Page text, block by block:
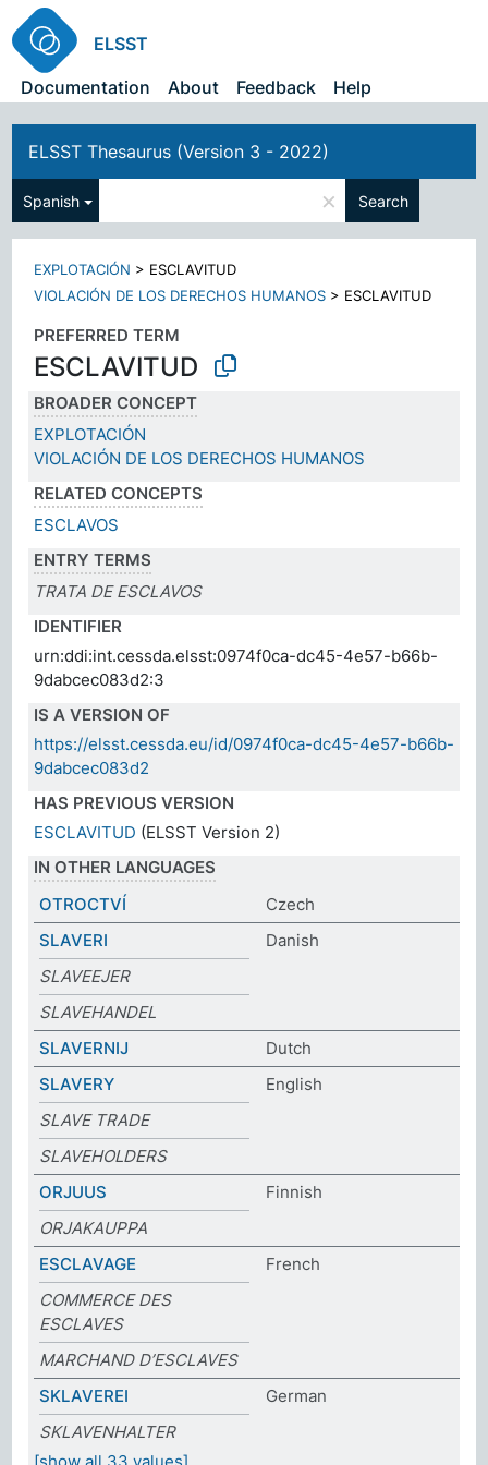
ELSST
Documentation
About Feedback Help
ELSST Thesaurus (Version 3 - 2022)
Spanish × Search
EXPLOTACIÓN > ESCLAVITUD
VIOLACIÓN DE LOS DERECHOS HUMANOS > ESCLAVITUD
PREFERRED TERM
ESCLAVITUD
BROADER CONCEPT
EXPLOTACIÓN
VIOLACIÓN DE LOS DERECHOS HUMANOS
RELATED CONCEPTS
ESCLAVOS
ENTRY TERMS
TRATA DE ESCLAVOS
IDENTIFIER
urn:ddi:int.cessda.elsst:0974f0ca-dc45-4e57-b66b-
9dabcec083d2:3
IS A VERSION OF
https://elsst.cessda.eu/id/0974f0ca-dc45-4e57-b66b-
9dabcec083d2
HAS PREVIOUS VERSION
ESCLAVITUD (ELSST Version 2)
IN OTHER LANGUAGES
OTROCTVÍ
Czech
SLAVERI
Danish
SLAVEEJER
SLAVEHANDEL
SLAVERNIJ
Dutch
SLAVERY
English
SLAVE TRADE
SLAVEHOLDERS
ORJUUS
Finnish
ORJAKAUPPA
ESCLAVAGE
French
COMMERCE DES
ESCLAVES
MARCHAND D’ESCLAVES
SKLAVEREI
German
SKLAVENHALTER
[show all 33 values]